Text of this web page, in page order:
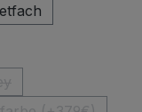
verfügbar.)
Option ist zurzeit nicht